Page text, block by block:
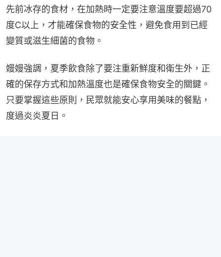
先前冰存的食材，在加熱時一定要注意溫度要超過70
度C以上，才能確保食物的安全性，避免食用到已經
變質或滋生細菌的食物。
嫚嫚強調，夏季飲食除了要注重新鮮度和衛生外，正
確的保存方式和加熱溫度也是確保食物安全的關鍵。
只要掌握這些原則，民眾就能安心享用美味的餐點，
度過炎炎夏日。